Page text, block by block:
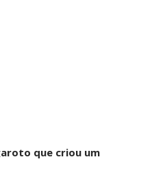
que criou um